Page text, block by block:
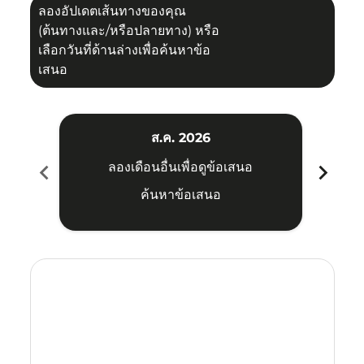
ลองอัปเดตเส้นทางของคุณ
(ต้นทางและ/หรือปลายทาง) หรือ
เลือกวันที่ด้านล่างเพื่อค้นหาข้อ
เสนอ
chevron_left
ส.ค. 2026
ลองเดือนอื่นเพื่อดูข้อเสนอ
ค้นหาข้อเสนอ
chevron_right